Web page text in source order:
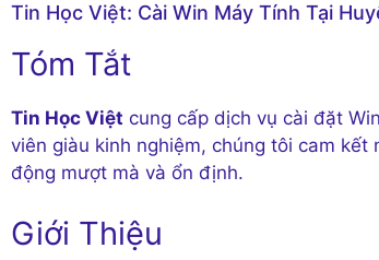
Tin Học Việt: Cài Win Máy Tính Tại
Tóm Tắt
Tin Học Việt cung cấp dịch vụ cài đặt
viên giàu kinh nghiệm, chúng tôi cam
động mượt mà và ổn định.
Giới Thiệu